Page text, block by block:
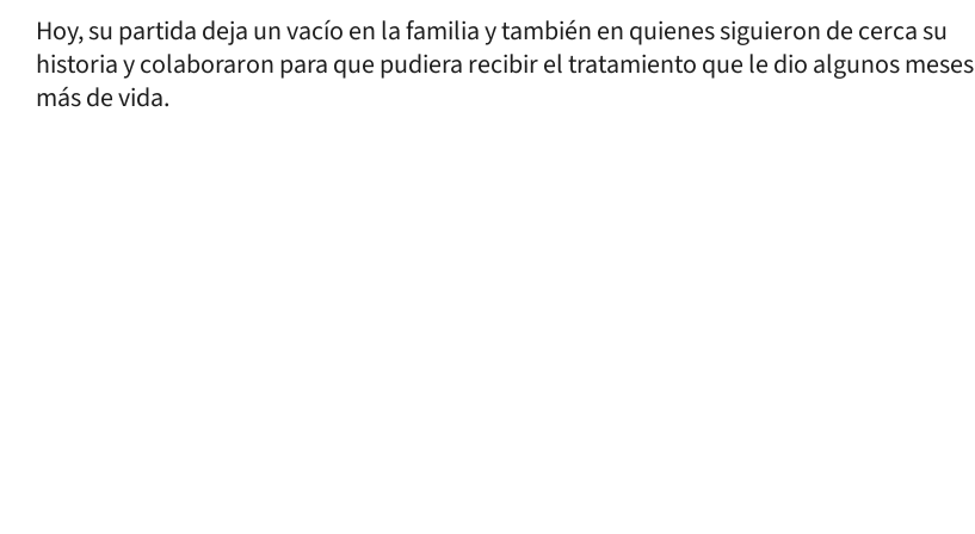
Hoy, su partida deja un vacío en la familia y también en quienes siguieron de cerca su
historia y colaboraron para que pudiera recibir el tratamiento que le dio algunos meses
más de vida.